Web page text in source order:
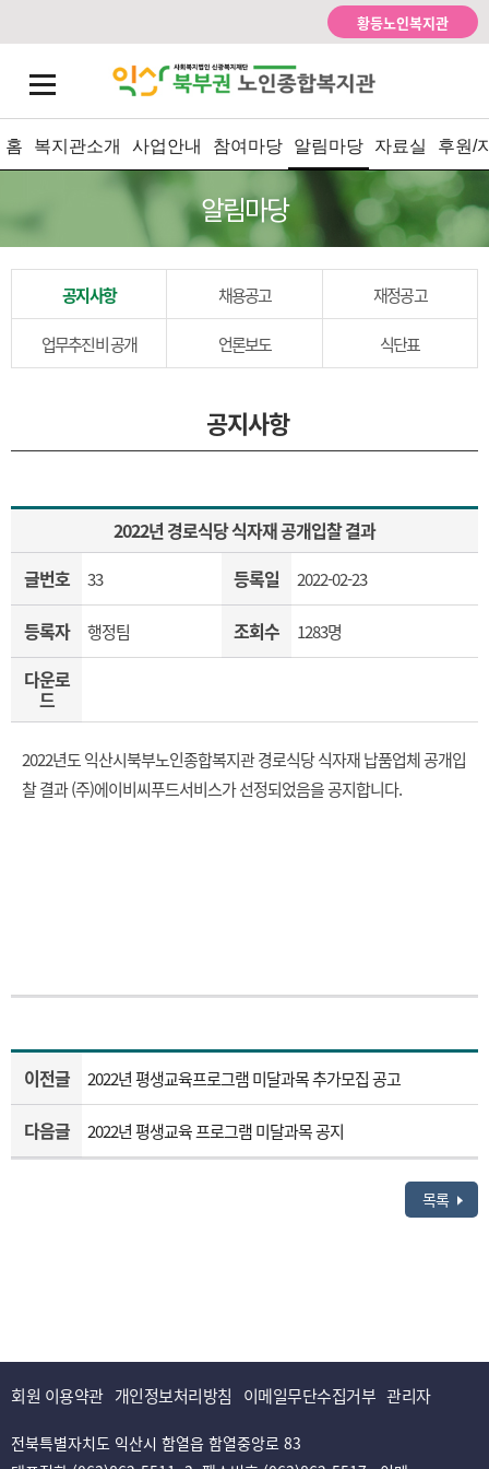
황등노인복지관
홈 복지관소개 사업안내 참여마당 알림마당 자료실 후원/
알림마당
공지사항 채용공고 재정공고
업무추진비 공개 언론보도 식단표
공지사항
2022년 경로식당 식자재 공개입찰 결과
글번호
33 등록일 2022-02-23
등록자 행정팀 조회수 1283명
다운로
드
2022년도 익산시북부노인종합복지관 경로식당 식자재 납품업체 공개입
찰 결과 (주)에이비씨푸드서비스가 선정되었음을 공지합니다.
이전글 2022년 평생교육프로그램 미달과목 추가모집 공고
다음글 2022년 평생교육 프로그램 미달과목 공지
목록
회원 이용약관 개인정보처리방침 이메일무단수집거부 관리자
전북특별자치도 익산시 함열읍 함열중앙로 83